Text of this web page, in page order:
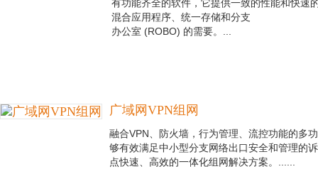
有功能齐全的软件，它提供一致的性能和快速
混合应用程序、统一存储和分支
办公室 (ROBO) 的需要。...
广域网VPN组网
融合VPN、防火墙，行为管理、流控功能的多
够有效满足中小型分支网络出口安全和管理的
点快速、高效的一体化组网解决方案。......